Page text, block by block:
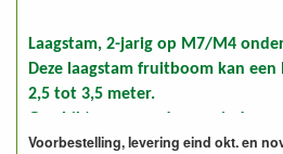
Laagstam, 2-jarig op M7/M4
Deze laagstam fruitboom kan
2,5 tot 3,5 meter.
Geschikt voor goede en minder
Foto: laagstam 2-jarig, ongesnoeid
Voorbestelling, levering eind okt. en